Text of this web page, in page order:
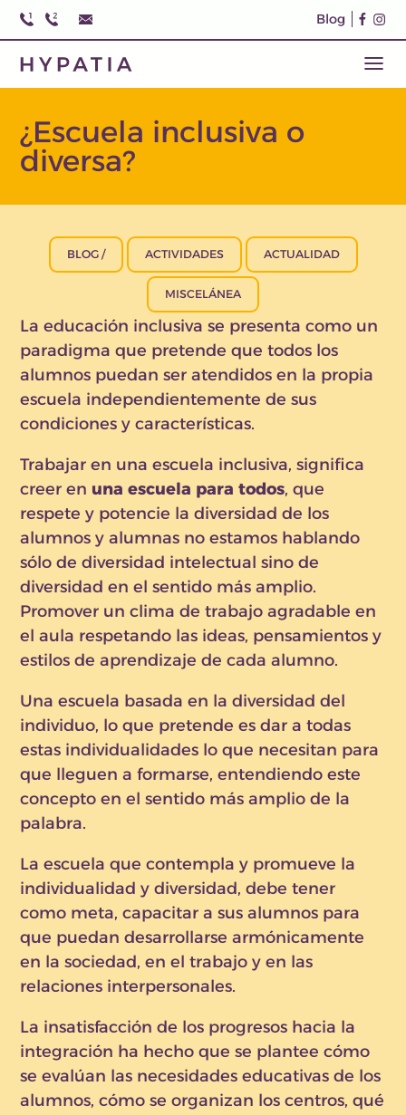
Blog
¿Escuela inclusiva o
diversa?
BLOG / ACTIVIDADES ACTUALIDAD
MISCELÁNEA
La educación inclusiva se presenta como un
paradigma que pretende que todos los
alumnos puedan ser atendidos en la propia
escuela independientemente de sus
condiciones y características.
Trabajar en una escuela inclusiva, significa
creer en una escuela para todos, que
respete y potencie la diversidad de los
alumnos y alumnas no estamos hablando
sólo de diversidad intelectual sino de
diversidad en el sentido más amplio.
Promover un clima de trabajo agradable en
el aula respetando las ideas, pensamientos y
estilos de aprendizaje de cada alumno.
Una escuela basada en la diversidad del
individuo, lo que pretende es dar a todas
estas individualidades lo que necesitan para
que lleguen a formarse, entendiendo este
concepto en el sentido más amplio de la
palabra.
La escuela que contempla y promueve la
individualidad y diversidad, debe tener
como meta, capacitar a sus alumnos para
que puedan desarrollarse armónicamente
en la sociedad, en el trabajo y en las
relaciones interpersonales.
La insatisfacción de los progresos hacia la
integración ha hecho que se plantee cómo
se evalúan las necesidades educativas de los
alumnos, cómo se organizan los centros, qué